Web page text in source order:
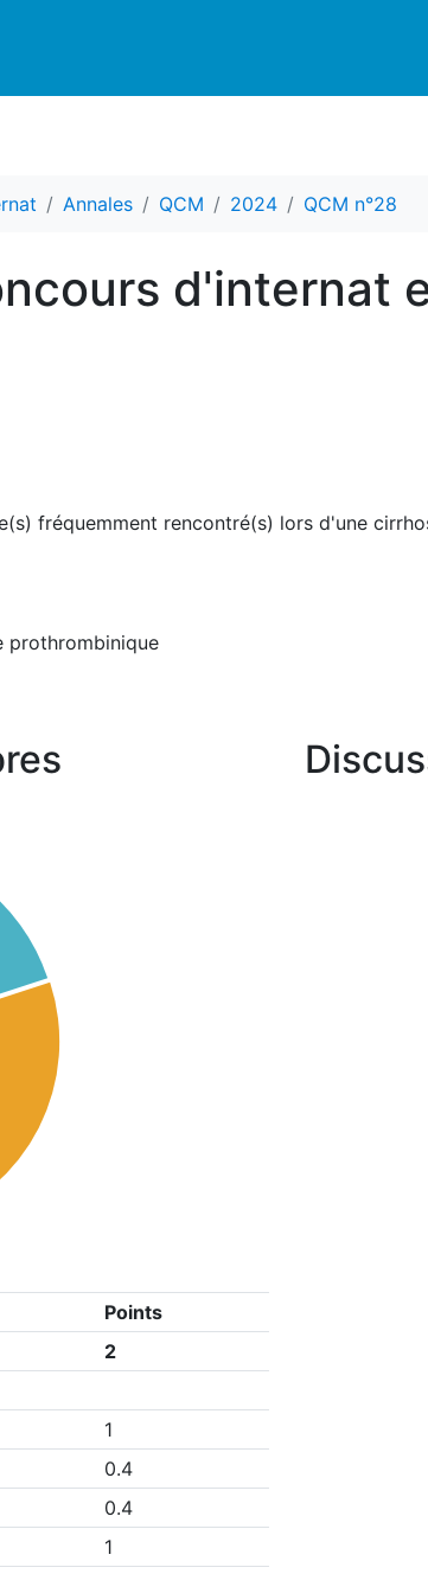
Annales QCM 2024 QCM n°28
d'internat
fréquemment rencontré(s) lors d'une
prothrombinique
Points
2
1
0.4
0.4
1